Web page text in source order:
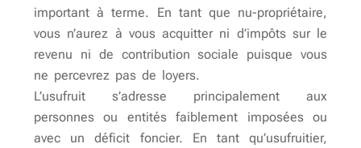
important à terme. En tant que nu-propriétaire,
vous n’aurez à vous acquitter ni d’impôts sur le
revenu ni de contribution sociale puisque vous
ne percevrez pas de loyers.
L’usufruit s’adresse principalement aux
personnes ou entités faiblement imposées ou
avec un déficit foncier. En tant qu’usufruitier,